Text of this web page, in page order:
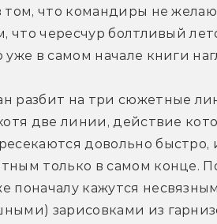
том, что командиры не
что чересчур болтливый
уже в самом начале книги
разбит на три сюжетные
две линии, действие
довольно быстро,
только в самом конце.
поначалу кажутся
зарисовками из